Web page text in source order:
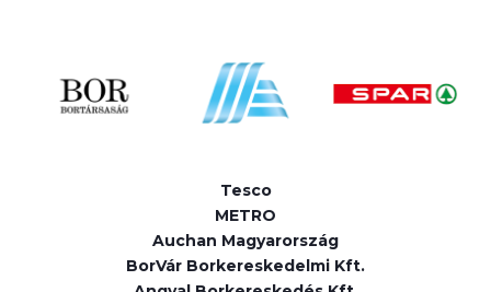
Tesco
METRO
Auchan Magyarország
BorVár Borkereskedelmi Kft.